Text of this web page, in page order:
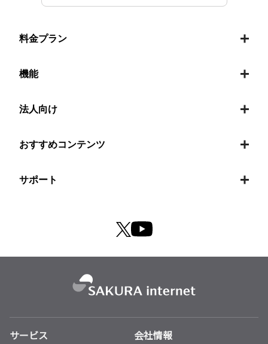
料金プラン
機能
法人向け
おすすめコンテンツ
サポート
サービス 会社情報